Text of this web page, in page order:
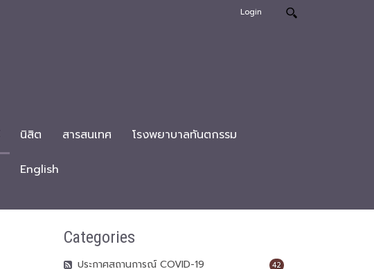
Login
นิสิต สารสนเทศ โรงพยาบาลทันตกรรม
English
Categories
42
ประกาศสถานการณ์ COVID-19